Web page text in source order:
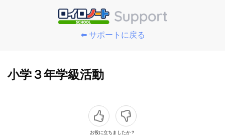
⬅️ サポートに戻る
小学３年学級活動
お役に立ちましたか？